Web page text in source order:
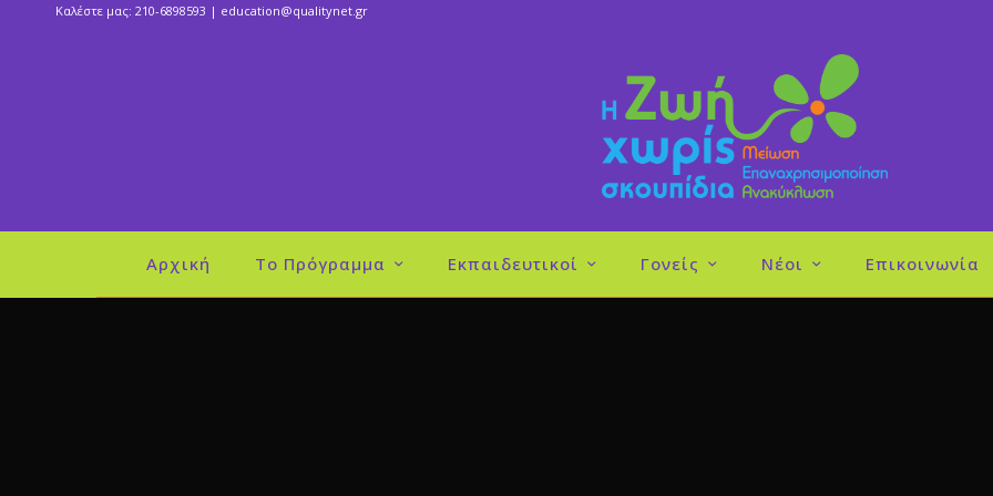
Καλέστε μας: 210-6898593 | education@qualitynet.gr
Αρχική Το Πρόγραμμα Εκπαιδευτικοί Γονείς Νέοι Επικοινωνία